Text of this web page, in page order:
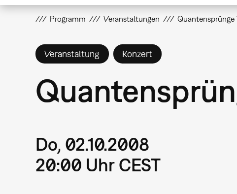
Programm Veranstaltungen Quantensprünge
Veranstaltung Konzert
Do, 02.10.2008
20:00 Uhr CEST